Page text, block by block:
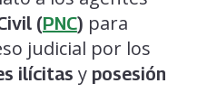
(PNC) para
judicial por los
ilícitas y posesión